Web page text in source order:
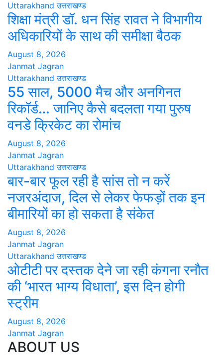
Uttarakhand उत्तराखण्ड
शिक्षा मंत्री डॉ. धन सिंह रावत ने विभागीय
अधिकारियों के साथ की समीक्षा बैठक
August 8, 2026
Janmat Jagran
Uttarakhand उत्तराखण्ड
55 साल, 5000 मैच और अनगिनत
रिकॉर्ड… जानिए कैसे बदलता गया पुरुष
वनडे क्रिकेट का रोमांच
August 8, 2026
Janmat Jagran
Uttarakhand उत्तराखण्ड
बार-बार फूल रही है सांस तो न करें
नजरअंदाज, दिल से लेकर फेफड़ों तक इन
बीमारियों का हो सकता है संकेत
August 8, 2026
Janmat Jagran
Uttarakhand उत्तराखण्ड
ओटीटी पर दस्तक देने जा रही कंगना रनौत
की ‘भारत भाग्य विधाता’, इस दिन होगी
स्ट्रीम
August 8, 2026
Janmat Jagran
ABOUT US